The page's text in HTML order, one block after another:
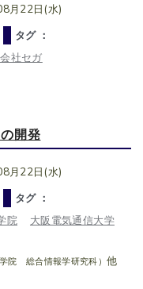
月22日(水)
タグ ：
社セガ
開発
月22日(水)
タグ ：
院
大阪電気通信大学
学院 総合情報学研究科）他